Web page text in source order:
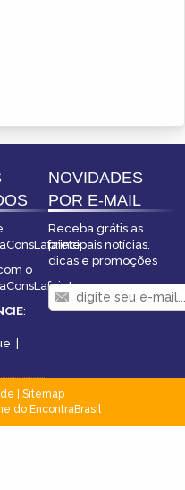
o
:
|
NOVIDADES
POR E-MAIL
Receba grátis as
principais notícias,
dicas e promoções
Sitemap
do EncontraBrasil